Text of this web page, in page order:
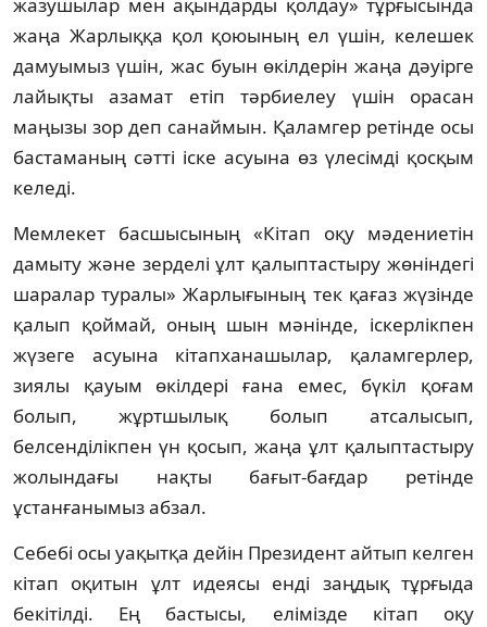
жаңа Жарлыққа қол қоюының ел үшін, келешек
дамуымыз үшін, жас буын өкілдерін жаңа дәуірге
лайықты азамат етіп тәрбиелеу үшін орасан
маңызы зор деп санаймын. Қаламгер ретінде осы
бастаманың сәтті іске асуына өз үлесімді қосқым
келеді.
Мемлекет басшысының «Кітап оқу мәдениетін
дамыту және зерделі ұлт қалыптастыру жөніндегі
шаралар туралы» Жарлығының тек қағаз жүзінде
қалып қоймай, оның шын мәнінде, іскерлікпен
жүзеге асуына кітапханашылар, қаламгерлер,
зиялы қауым өкілдері ғана емес, бүкіл қоғам
болып, жұртшылық болып атсалысып,
белсенділікпен үн қосып, жаңа ұлт қалыптастыру
жолындағы нақты бағыт-бағдар ретінде
ұстанғанымыз абзал.
Себебі осы уақытқа дейін Президент айтып келген
кітап оқитын ұлт идеясы енді заңдық тұрғыда
бекітілді. Ең бастысы, елімізде кітап оқу